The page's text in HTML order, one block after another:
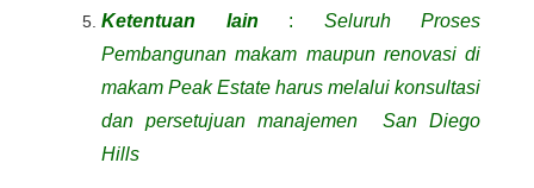
Ketentuan lain : Seluruh Proses
Pembangunan makam maupun renovasi di
makam Peak Estate harus melalui konsultasi
dan persetujuan manajemen San Diego
Hills